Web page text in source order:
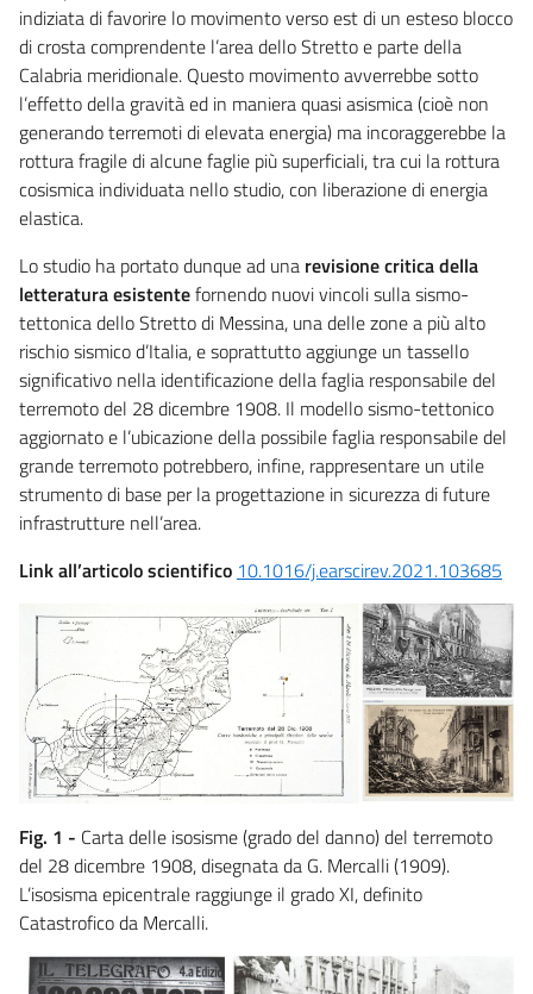
indiziata di favorire lo movimento verso est di un esteso blocco
di crosta comprendente l’area dello Stretto e parte della
Calabria meridionale. Questo movimento avverrebbe sotto
l’effetto della gravità ed in maniera quasi asismica (cioè non
generando terremoti di elevata energia) ma incoraggerebbe la
rottura fragile di alcune faglie più superficiali, tra cui la rottura
cosismica individuata nello studio, con liberazione di energia
elastica.
Lo studio ha portato dunque ad una revisione critica della
letteratura esistentefornendo nuovi vincoli sulla sismo-
tettonica dello Stretto di Messina, una delle zone a più alto
rischio sismico d’Italia, e soprattutto aggiunge un tassello
significativo nella identificazione della faglia responsabile del
terremoto del 28 dicembre 1908. Il modello sismo-tettonico
aggiornato e l’ubicazione della possibile faglia responsabile del
grande terremoto potrebbero, infine, rappresentare un utile
strumento di base per la progettazione in sicurezza di future
infrastrutture nell’area.
Linkall’articolo scientifico 10.1016/j.earscirev.2021.103685
Fig. 1 - Carta delle isosisme (grado del danno) del terremoto
del 28 dicembre 1908, disegnata da G. Mercalli (1909).
L’isosisma epicentrale raggiunge il grado XI, definito
Catastrofico da Mercalli.